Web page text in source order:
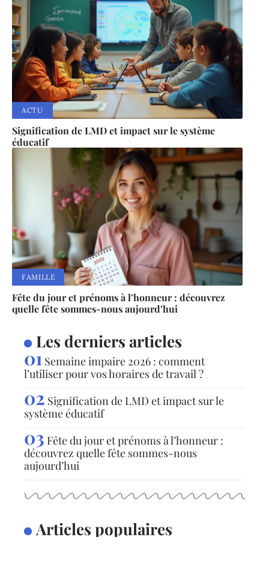
ACTU
Signification de LMD et impact sur le système
éducatif
FAMILLE
Fête du jour et prénoms à l’honneur : découvrez
quelle fête sommes-nous aujourd’hui
Les derniers articles
Semaine impaire 2026 : comment
l’utiliser pour vos horaires de travail ?
Signification de LMD et impact sur le
système éducatif
Fête du jour et prénoms à l’honneur :
découvrez quelle fête sommes-nous
aujourd’hui
Articles populaires